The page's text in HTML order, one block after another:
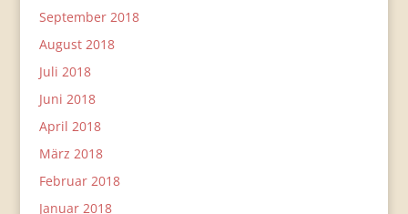
September 2018
August 2018
Juli 2018
Juni 2018
April 2018
März 2018
Februar 2018
Januar 2018